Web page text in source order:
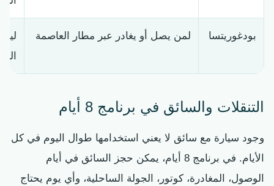
بودغوريتسا لمن يصل أو يغادر عبر مطار العاصمة
التنقلات والسائق في برنامج 8 أيام
وجود سيارة مع سائق لا يعني استخدامها طوال اليوم في كل
الأيام. في برنامج 8 أيام، يمكن حجز السائق في أيام
الوصول، المغادرة، كوتور، الجولة الساحلية، وأي يوم يحتاج